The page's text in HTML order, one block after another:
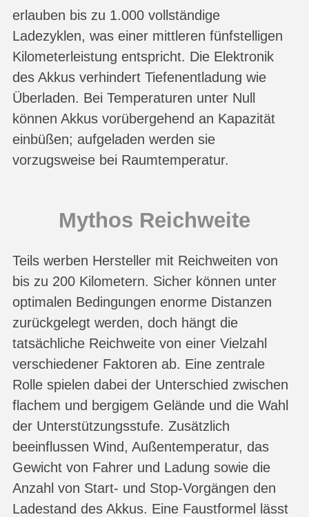
erlauben bis zu 1.000 vollständige
Ladezyklen, was einer mittleren fünfstelligen
Kilometerleistung entspricht. Die Elektronik
des Akkus verhindert Tiefenentladung wie
Überladen. Bei Temperaturen unter Null
können Akkus vorübergehend an Kapazität
einbüßen; aufgeladen werden sie
vorzugsweise bei Raumtemperatur.
Mythos Reichweite
Teils werben Hersteller mit Reichweiten von
bis zu 200 Kilometern. Sicher können unter
optimalen Bedingungen enorme Distanzen
zurückgelegt werden, doch hängt die
tatsächliche Reichweite von einer Vielzahl
verschiedener Faktoren ab. Eine zentrale
Rolle spielen dabei der Unterschied zwischen
flachem und bergigem Gelände und die Wahl
der Unterstützungsstufe. Zusätzlich
beeinflussen Wind, Außentemperatur, das
Gewicht von Fahrer und Ladung sowie die
Anzahl von Start- und Stop-Vorgängen den
Ladestand des Akkus. Eine Faustformel lässt